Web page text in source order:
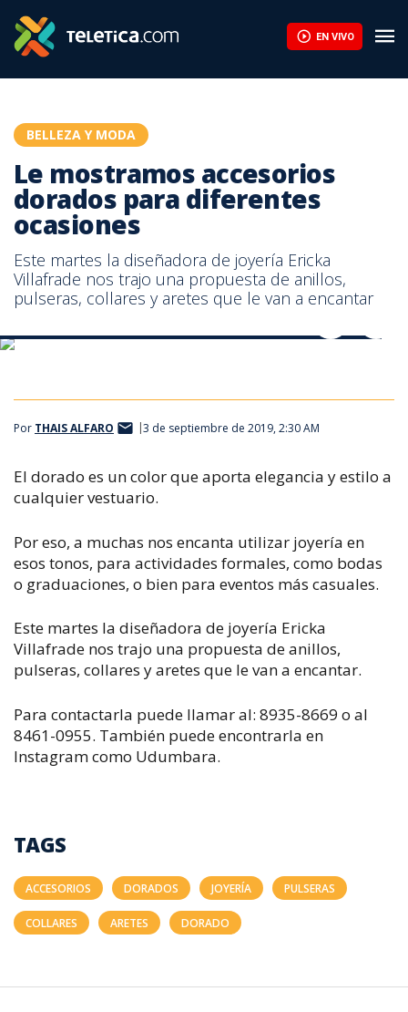
EN VIVO
BELLEZA Y MODA
Le mostramos accesorios
dorados para diferentes
ocasiones
Este martes la diseñadora de joyería Ericka
Villafrade nos trajo una propuesta de anillos,
pulseras, collares y aretes que le van a encantar
Por THAIS ALFARO 3 de septiembre de 2019, 2:30 AM
El dorado es un color que aporta elegancia y estilo a
cualquier vestuario.
Por eso, a muchas nos encanta utilizar joyería en
esos tonos, para actividades formales, como bodas
o graduaciones, o bien para eventos más casuales.
Este martes la diseñadora de joyería Ericka
Villafrade nos trajo una propuesta de anillos,
pulseras, collares y aretes que le van a encantar.
Para contactarla puede llamar al: 8935-8669 o al
8461-0955. También puede encontrarla en
Instagram como Udumbara.
TAGS
ACCESORIOS DORADOS JOYERÍA PULSERAS
COLLARES ARETES DORADO